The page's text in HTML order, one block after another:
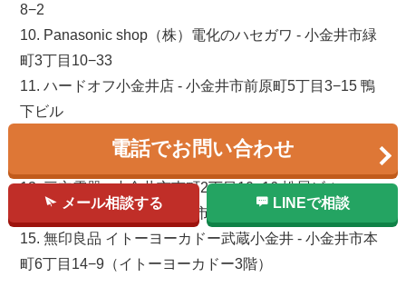
8−2
10. Panasonic shop（株）電化のハセガワ - 小金井市緑
町3丁目10−33
11. ハードオフ小金井店 - 小金井市前原町5丁目3−15 鴨
下ビル
12. オフハウス小金井店 - 小金井市前原町5丁目3−15 鴨
13. 三立電器 - 小金井市南町2丁目10−16 松屋ビル
14. DO21アサカワ - 小金井市緑町2丁目1
15. 無印良品 イトーヨーカドー武蔵小金井 - 小金井市本
町6丁目14−9（イトーヨーカドー3階）
電話でお問い合わせ
メール相談する LINEで相談